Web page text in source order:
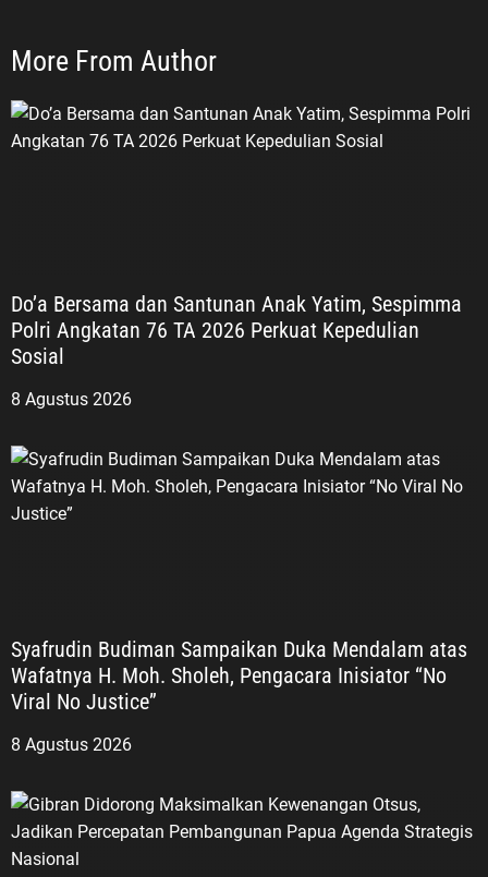
More From Author
Do’a Bersama dan Santunan Anak Yatim, Sespimma
Polri Angkatan 76 TA 2026 Perkuat Kepedulian
Sosial
8 Agustus 2026
Syafrudin Budiman Sampaikan Duka Mendalam atas
Wafatnya H. Moh. Sholeh, Pengacara Inisiator “No
Viral No Justice”
8 Agustus 2026